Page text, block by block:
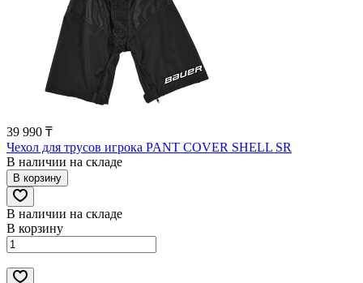
39 990 ₸
Чехол для трусов игрока PANT COVER SHELL SR
В наличии на складе
В корзину
В наличии на складе
В корзину